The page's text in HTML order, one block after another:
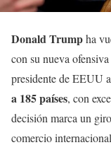
Donald Trumpha
con su nueva
presidente de EEUU
a 185 países, con
decisión marca un
comercio